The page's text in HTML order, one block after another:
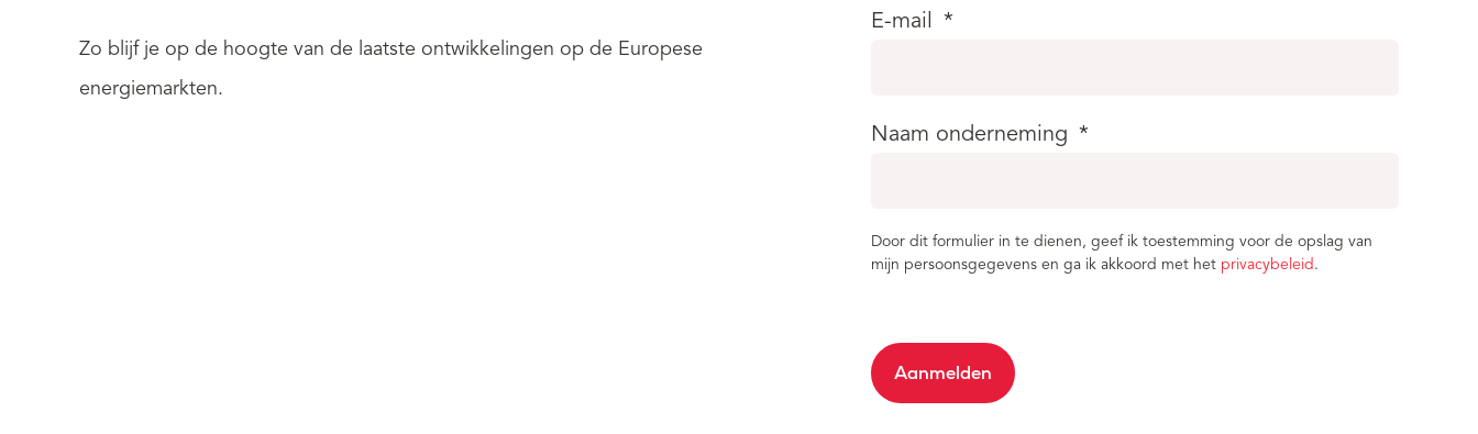
Zo blijf je op de hoogte van de laatste ontwikkelingen op de Europese
energiemarkten.
E-mail *
Naam onderneming *
Door dit formulier in te dienen, geef ik toestemming voor de opslag van
mijn persoonsgegevens en ga ik akkoord met het privacybeleid .
Aanmelden